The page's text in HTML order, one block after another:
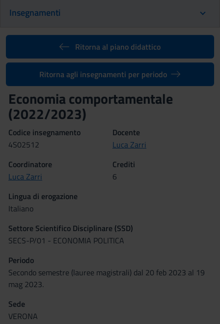
Insegnamenti
Ritorna al piano didattico
Ritorna agli insegnamenti per periodo
Economia comportamentale
(2022/2023)
Codice insegnamento
4S02512
Docente
Luca Zarri
Coordinatore
Luca Zarri
Crediti
6
Lingua di erogazione
Italiano
Settore Scientifico Disciplinare (SSD)
SECS-P/01 - ECONOMIA POLITICA
Periodo
Secondo semestre (lauree magistrali) dal 20 feb 2023 al 19
mag 2023.
Sede
VERONA